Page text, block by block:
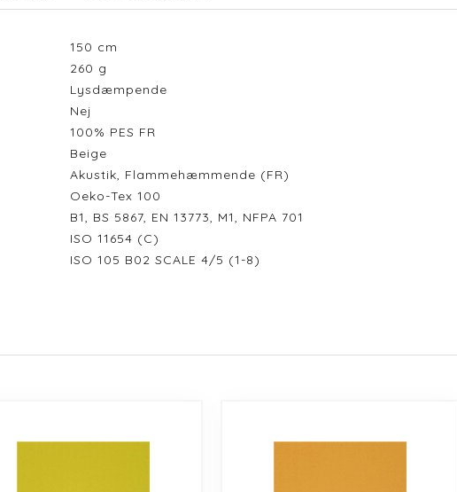
150 cm
260 g
Lysdæmpende
Nej
100% PES FR
Beige
Akustik, Flammehæmmende (FR)
Oeko-Tex 100
B1, BS 5867, EN 13773, M1, NFPA 701
ISO 11654 (C)
ISO 105 B02 SCALE 4/5 (1-8)